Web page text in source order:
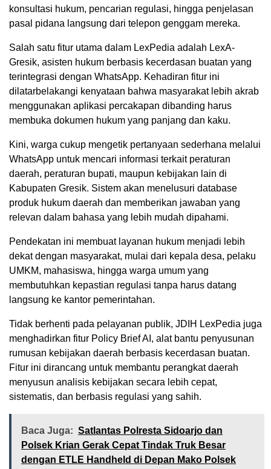
konsultasi hukum, pencarian regulasi, hingga penjelasan
pasal pidana langsung dari telepon genggam mereka.
Salah satu fitur utama dalam LexPedia adalah LexA-
Gresik, asisten hukum berbasis kecerdasan buatan yang
terintegrasi dengan WhatsApp. Kehadiran fitur ini
dilatarbelakangi kenyataan bahwa masyarakat lebih akrab
menggunakan aplikasi percakapan dibanding harus
membuka dokumen hukum yang panjang dan kaku.
Kini, warga cukup mengetik pertanyaan sederhana melalui
WhatsApp untuk mencari informasi terkait peraturan
daerah, peraturan bupati, maupun kebijakan lain di
Kabupaten Gresik. Sistem akan menelusuri database
produk hukum daerah dan memberikan jawaban yang
relevan dalam bahasa yang lebih mudah dipahami.
Pendekatan ini membuat layanan hukum menjadi lebih
dekat dengan masyarakat, mulai dari kepala desa, pelaku
UMKM, mahasiswa, hingga warga umum yang
membutuhkan kepastian regulasi tanpa harus datang
langsung ke kantor pemerintahan.
Tidak berhenti pada pelayanan publik, JDIH LexPedia juga
menghadirkan fitur Policy Brief AI, alat bantu penyusunan
rumusan kebijakan daerah berbasis kecerdasan buatan.
Fitur ini dirancang untuk membantu perangkat daerah
menyusun analisis kebijakan secara lebih cepat,
sistematis, dan berbasis regulasi yang sahih.
Baca Juga: Satlantas Polresta Sidoarjo dan
Polsek Krian Gerak Cepat Tindak Truk Besar
dengan ETLE Handheld di Depan Mako Polsek